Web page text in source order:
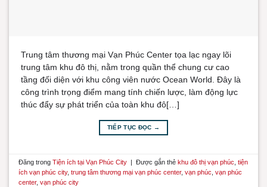
Trung tâm thương mại Vạn Phúc Center tọa lạc ngay lõi
trung tâm khu đô thị, nằm trong quần thể chung cư cao
tầng đối diện với khu công viên nước Ocean World. Đây là
công trình trọng điểm mang tính chiến lược, làm động lực
thúc đẩy sự phát triển của toàn khu đô[…]
TIẾP TỤC ĐỌC →
Đăng trongTiện ích tại Vạn Phúc City | Được gắn thẻkhu đô thị vạn phúc ,tiện
ích vạn phúc city,trung tâm thương mại vạn phúc center,vạn phúc ,vạn phúc
center,vạn phúc city